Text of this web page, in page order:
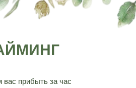
вас прибыть за час